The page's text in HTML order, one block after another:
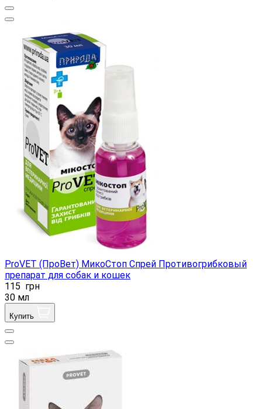
ProVET (ПроВет) МикоСтоп Спрей Противогрибковый
препарат для собак и кошек
115 грн
30 мл
Купить